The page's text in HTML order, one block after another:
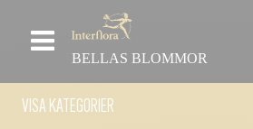
BELLAS BLOMMOR
VISA KATEGORIER